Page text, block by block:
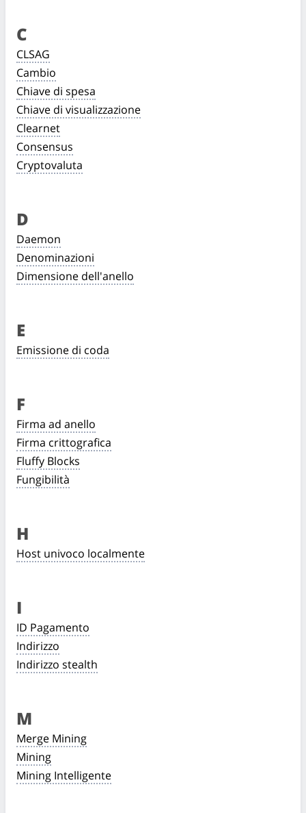
C
CLSAG
Cambio
Chiave di spesa
Chiave di visualizzazione
Clearnet
Consensus
Cryptovaluta
D
Daemon
Denominazioni
Dimensione dell'anello
E
Emissione di coda
F
Firma ad anello
Firma crittografica
Fluffy Blocks
Fungibilità
H
Host univoco localmente
I
ID Pagamento
Indirizzo
Indirizzo stealth
M
Merge Mining
Mining
Mining Intelligente